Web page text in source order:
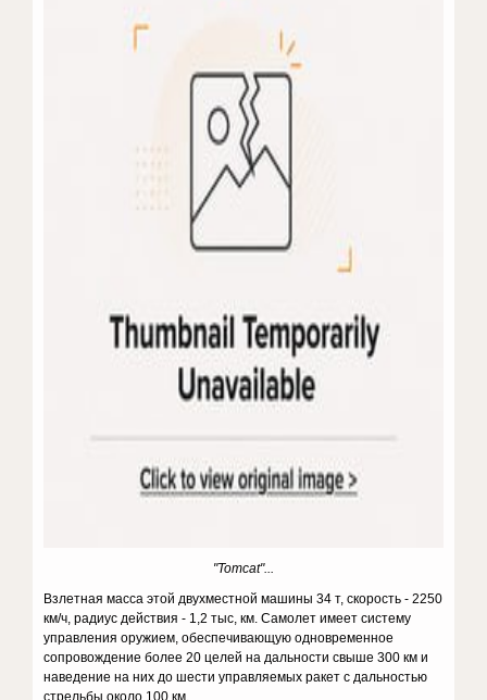
"Tomcat"...
Взлетная масса этой двухместной машины 34 т, скорость - 2250
км/ч, радиус действия - 1,2 тыс, км. Самолет имеет систему
управления оружием, обеспечивающую одновременное
сопровождение более 20 целей на дальности свыше 300 км и
наведение на них до шести управляемых ракет с дальностью
стрельбы около 100 км.